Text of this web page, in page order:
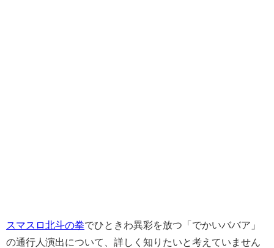
スマスロ北斗の拳でひときわ異彩を放つ「でかいババア」
の通行人演出について、詳しく知りたいと考えていません